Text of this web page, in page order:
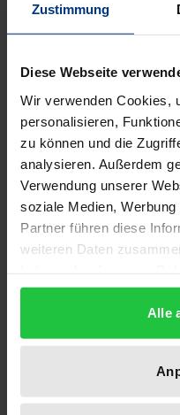
Zustimmung
Diese Webseite
Wir verwenden Cookies,
personalisieren,
zu können und die
analysieren. Außerdem
Verwendung unserer
soziale Medien,
Partner führen diese
weiteren Daten
gesammelt haben.
Alle
1
978-3-89913-378-3
Untertitel
Mûsâ al-Mûsawîs
Glaubenslehre zu
Erscheinungsdatum
01.07.2005
Verlag
Ausgabeart